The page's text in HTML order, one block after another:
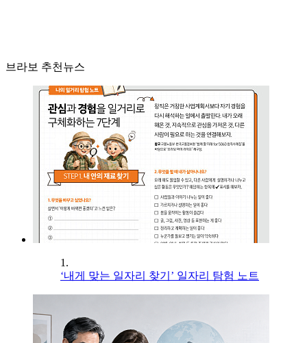
브라보 추천뉴스
1.
‘내게 맞는 일자리 찾기’ 일자리 탐험 노트